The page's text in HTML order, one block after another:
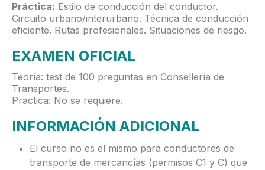
Práctica: Estilo de conducción del conductor.
Circuito urbano/interurbano. Técnica de conducción
eficiente. Rutas profesionales. Situaciones de riesgo.
EXAMEN OFICIAL
Teoría: test de 100 preguntas en Consellería de
Transportes.
Practica: No se requiere.
INFORMACIÓN ADICIONAL
El curso no es el mismo para conductores de
transporte de mercancías (permisos C1 y C) que